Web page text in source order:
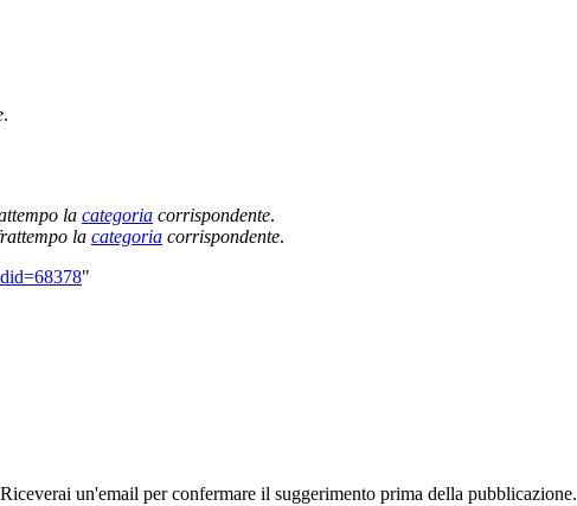
.
la categoria corrispondente.
la categoria corrispondente.
"
un'email per confermare il suggerimento prima della pubblicazione.